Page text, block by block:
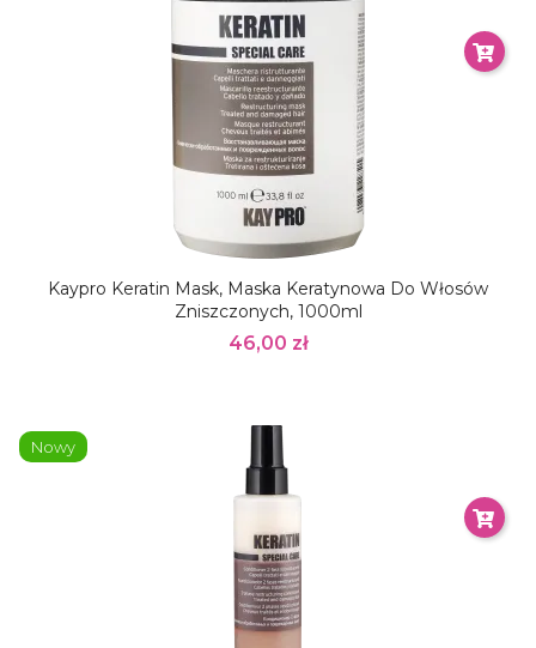
Kaypro Keratin Mask, Maska Keratynowa Do Włosów
Zniszczonych, 1000ml
46,00 zł
Nowy